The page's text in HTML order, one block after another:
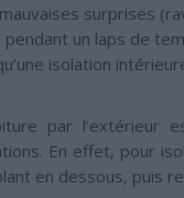
surprises
un laps de
isolation
par l’extérieur
En effet, pour
en dessous, puis